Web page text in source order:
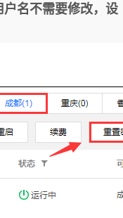
户名不需要修改，设